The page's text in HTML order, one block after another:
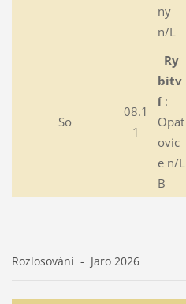
ny
n/L
So
08.1
1
Ry
bitv
í:
Opat
ovic
e n/L
B
Rozlosování - Jaro 2026